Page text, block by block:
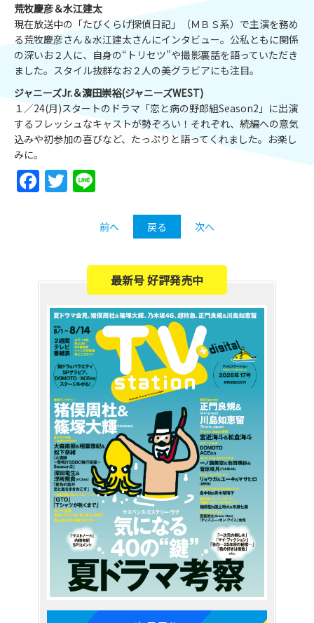
荒牧慶彦＆水江建太
現在放送中の「たびくらげ探偵日記」（ＭＢＳ系）で主演を務め
る荒牧慶彦さん＆水江建太さんにインタビュー。公私ともに関係
の深いお２人に、自身の“トリセツ”や撮影裏話を語っていただき
ました。スタイル抜群なお２人の美グラビアにも注目。
ジャニーズJr.＆濵田崇裕(ジャニーズWEST)
１／24(月)スタートのドラマ「恋と病の野郎組Season2」に出演
するフレッシュなキャストが勢ぞろい！それぞれ、続編への意気
込みや初参加の喜びなど、たっぷりと語ってくれました。お楽し
みに。
Facebook
Twitter
前へ 戻る 次へ
最新号 好評発売中